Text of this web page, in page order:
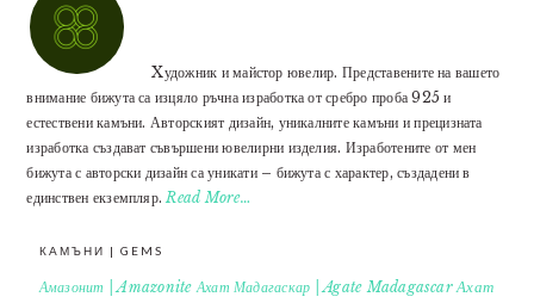
Xудожник и майстор ювелир. Представените на вашето
внимание бижута са изцяло ръчна изработка от сребро проба 925 и
естествени камъни. Авторският дизайн, уникалните камъни и прецизната
изработка създават съвършени ювелирни изделия. Изработените от мен
бижута с авторски дизайн са уникати – бижута с характер, създадени в
единствен екземпляр. Read More…
КАМЪНИ | GEMS
Амазонит | Amazonite Ахат Мадагаскар | Agate Madagascar Ахат